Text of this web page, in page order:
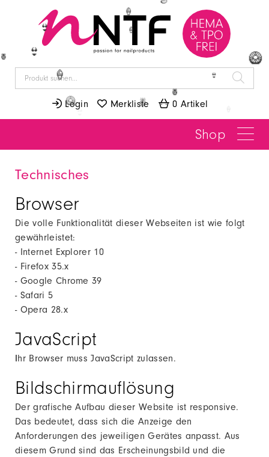
 Login  Merkliste  0 Artikel
Shop
Technisches
Browser
Die volle Funktionalität dieser Webseiten ist wie folgt
gewährleistet:
- Internet Explorer 10
- Firefox 35.x
- Google Chrome 39
- Safari 5
- Opera 28.x
JavaScript
Ihr Browser muss JavaScript zulassen.
Bildschirmauflösung
Der grafische Aufbau dieser Website ist responsive.
Das bedeutet, dass sich die Anzeige den
Anforderungen des jeweiligen Gerätes anpasst. Aus
diesem Grund sind das Erscheinungsbild und die
🍍
🥝
🍍
👙
🍍
🍦
🥝
👙
🍦
👙
🍦